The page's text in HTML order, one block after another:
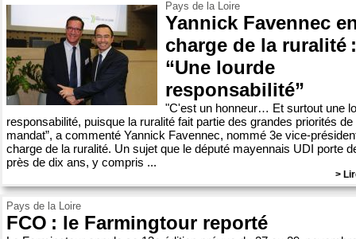
Pays de la Loire
Yannick Favennec
charge de la ruralité :
“Une lourde
responsabilité”
"C'est un honneur… Et surtout une
responsabilité, puisque la ruralité fait partie des grandes priorités de
mandat”, a commenté Yannick Favennec, nommé 3e vice-
charge de la ruralité. Un sujet que le député mayennais UDI porte
près de dix ans, y compris ...
>
Pays de la Loire
FCO : le Farmingtour reporté